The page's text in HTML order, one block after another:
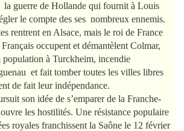
la guerre de Hollande qui fournit à Louis
le compte des ses nombreux ennemis.
rentrent en Alsace, mais le roi de France
occupent et démantèlent Colmar,
population à Turckheim, incendie
et fait tomber toutes les villes libres
de fait leur indépendance.
son idée de s’emparer de la Franche-
les hostilités. Une résistance populaire
royales franchissent la Saône le 12 février